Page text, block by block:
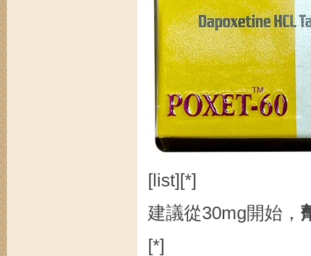
[list][*]
建議從30mg開始，
[*]